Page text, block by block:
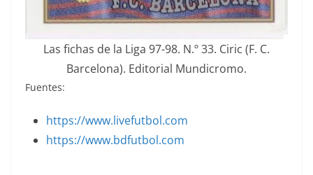
Las fichas de la Liga 97-98. N.º 33. Ciric (F. C.
Barcelona). Editorial Mundicromo.
Fuentes:
https://www.livefutbol.com
https://www.bdfutbol.com